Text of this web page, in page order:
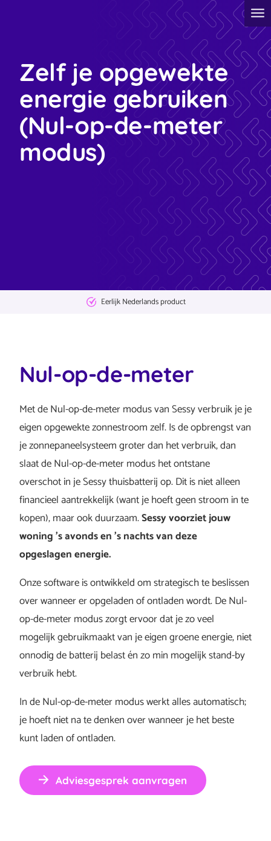
Zelf je opgewekte
energie gebruiken
(Nul-op-de-meter
modus)
Eerlijk Nederlands product
Nul-op-de-meter
Met de Nul-op-de-meter modus van Sessy verbruik je je
eigen opgewekte zonnestroom zelf. Is de opbrengst van
je zonnepaneelsysteem groter dan het verbruik, dan
slaat de Nul-op-de-meter modus het ontstane
overschot in je Sessy thuisbatterij op. Dit is niet alleen
financieel aantrekkelijk (want je hoeft geen stroom in te
kopen), maar ook duurzaam.Sessy voorziet jouw
woning ’s avonds en ’s nachts van deze
opgeslagen energie.
Onze software is ontwikkeld om strategisch te beslissen
over wanneer er opgeladen of ontladen wordt. De Nul-
op-de-meter modus zorgt ervoor dat je zo veel
mogelijk gebruikmaakt van je eigen groene energie, niet
onnodig de batterij belast én zo min mogelijk stand-by
verbruik hebt.
In de Nul-op-de-meter modus werkt alles automatisch;
je hoeft niet na te denken over wanneer je het beste
kunt laden of ontladen.
Adviesgesprek aanvragen